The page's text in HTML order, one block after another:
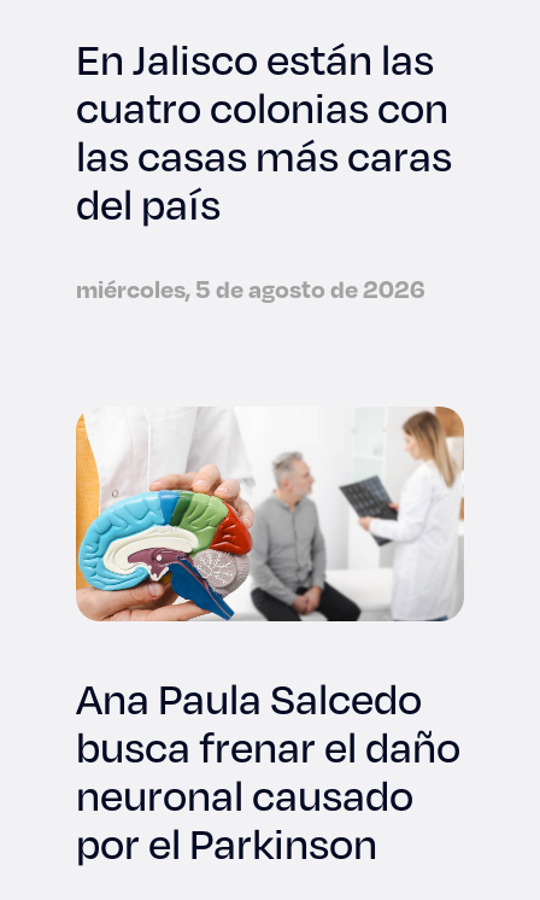
En Jalisco están las
cuatro colonias con
las casas más caras
del país
miércoles, 5 de agosto de 2026
Ana Paula Salcedo
busca frenar el daño
neuronal causado
por el Parkinson